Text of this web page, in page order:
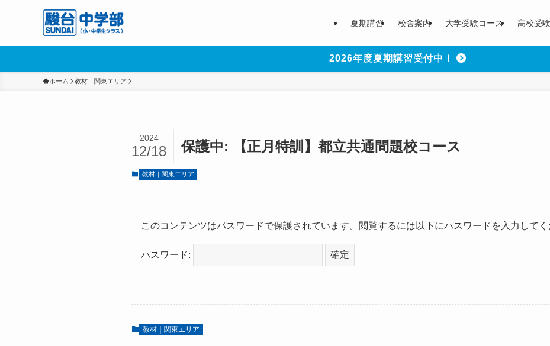
夏期講習 校舎案内 大学受験コース 高校受
2026年度夏期講習受付中！
ホーム 教材｜関東エリア
保護中: 【正月特訓】都立共通問題校コース
2024
12/18
教材｜関東エリア
このコンテンツはパスワードで保護されています。閲覧するには以下にパスワードを入力してく
パスワード:
教材｜関東エリア